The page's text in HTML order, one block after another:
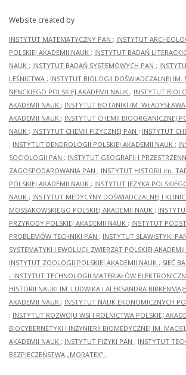
Website created by
INSTYTUT MATEMATYCZNY PAN ; INSTYTUT
POLSKIEJ AKADEMII NAUK ; INSTYTUT BADAŃ
NAUK ; INSTYTUT BADAŃ SYSTEMOWYCH PAN ;
LEŚNICTWA ; INSTYTUT BIOLOGII DOŚWIADCZALNEJ IM.
NENCKIEGO POLSKIEJ AKADEMII NAUK ; INSTYTUT
AKADEMII NAUK ; INSTYTUT BOTANIKI IM. WŁADYSŁAWA
AKADEMII NAUK ; INSTYTUT CHEMII BIOORGANICZNEJ
NAUK ; INSTYTUT CHEMII FIZYCZNEJ PAN ; INSTYTUT
; INSTYTUT DENDROLOGII POLSKIEJ AKADEMII NAUK ;
SOCJOLOGII PAN ; INSTYTUT GEOGRAFII I
ZAGOSPODAROWANIA PAN ; INSTYTUT HISTORII im.
POLSKIEJ AKADEMII NAUK ; INSTYTUT JĘZYKA
NAUK ; INSTYTUT MEDYCYNY DOŚWIADCZALNEJ I
MOSSAKOWSKIEGO POLSKIEJ AKADEMII NAUK ;
PRZYRODY POLSKIEJ AKADEMII NAUK ; INSTYTUT
PROBLEMÓW TECHNIKI PAN ; INSTYTUT SLAWISTYKI
SYSTEMATYKI I EWOLUCJI ZWIERZĄT POLSKIEJ
INSTYTUT ZOOLOGII POLSKIEJ AKADEMII NAUK ; SIEĆ
- INSTYTUT TECHNOLOGII MATERIAŁÓW
HISTORII NAUKI IM. LUDWIKA I ALEKSANDRA
AKADEMII NAUK ; INSTYTUT NAUK EKONOMICZNYCH
; INSTYTUT ROZWOJU WSI I ROLNICTWA POLSKIEJ
BIOCYBERNETYKI I INŻYNIERII BIOMEDYCZNEJ IM.
AKADEMII NAUK ; INSTYTUT FIZYKI PAN ; INSTYTUT
BEZPIECZEŃSTWA „MORATEX” ;